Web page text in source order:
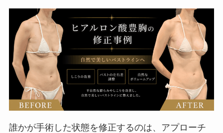
誰かが手術した状態を修正するのは、アプローチ